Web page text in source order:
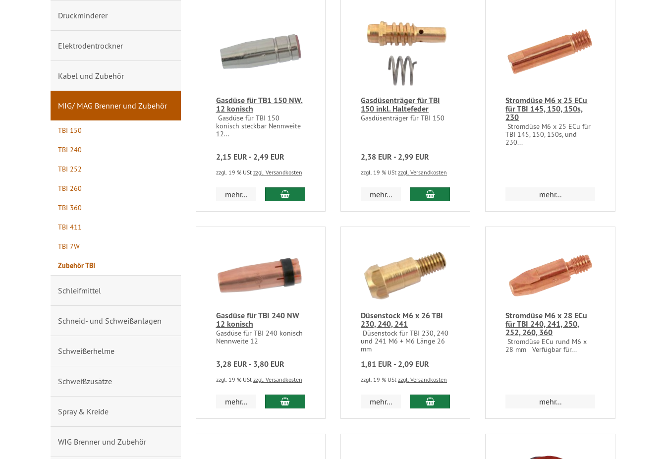
Gasdüse für TB1 150 NW.
12 konisch
Gasdüse für TBI 150
konisch steckbar Nennweite
12...
2,15 EUR - 2,49 EUR
zzgl. 19 % USt zzgl. Versandkosten
mehr...
Gasdüsenträger für TBI
150 inkl. Haltefeder
Gasdüsenträger für TBI 150
2,38 EUR - 2,99 EUR
zzgl. 19 % USt zzgl. Versandkosten
mehr...
Stromdüse M6 x 25 ECu
für TBI 145, 150, 150s,
230
Stromdüse M6 x 25 ECu für
TBI 145, 150, 150s, und
230...
mehr...
Gasdüse für TBI 240 NW
12 konisch
Gasdüse für TBI 240 konisch
Nennweite 12
3,28 EUR - 3,80 EUR
zzgl. 19 % USt zzgl. Versandkosten
mehr...
Düsenstock M6 x 26 TBI
230, 240, 241
Düsenstock für TBI 230, 240
und 241 M6 + M6 Länge 26
mm
1,81 EUR - 2,09 EUR
zzgl. 19 % USt zzgl. Versandkosten
mehr...
Stromdüse M6 x 28 ECu
für TBI 240, 241, 250,
252, 260, 360
Stromdüse ECu rund M6 x
28 mm Verfügbar für...
mehr...
Druckminderer
Elektrodentrockner
Kabel und Zubehör
MIG/ MAG Brenner und Zubehör
TBI 150
TBI 240
TBI 252
TBI 260
TBI 360
TBI 411
TBI 7W
Zubehör TBI
Schleifmittel
Schneid- und Schweißanlagen
Schweißerhelme
Schweißzusätze
Spray & Kreide
WIG Brenner und Zubehör